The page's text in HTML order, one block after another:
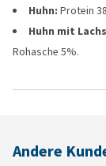
Huhn: Protein
Huhn mit
Rohasche 5%.
Andere